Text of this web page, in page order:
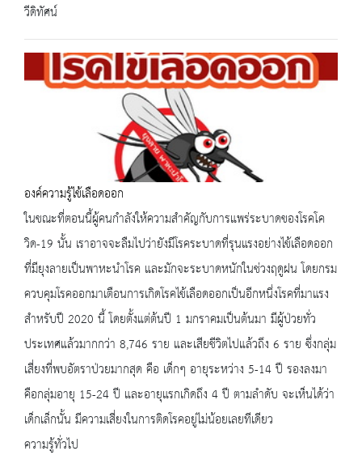
วีดิทัศน์
องค์ความรู้ไข้เลือดออก
ในขณะที่ตอนนี้ผู้คนกำลังให้ความสำคัญกับการแพร่ระบาดของโรคโค
วิด-19 นั้น เราอาจจะลืมไปว่ายังมีโรคระบาดที่รุนแรงอย่างไข้เลือดออก
ที่มียุงลายเป็นพาหะนำโรค และมักจะระบาดหนักในช่วงฤดูฝน โดยกรม
ควบคุมโรคออกมาเตือนการเกิดโรคไข้เลือดออกเป็นอีกหนึ่งโรคที่มาแรง
สำหรับปี 2020 นี้ โดยตั้งแต่ต้นปี 1 มกราคมเป็นต้นมา มีผู้ป่วยทั่ว
ประเทศแล้วมากกว่า 8,746 ราย และเสียชีวิตไปแล้วถึง 6 ราย ซึ่งกลุ่ม
เสี่ยงที่พบอัตราป่วยมากสุด คือ เด็กๆ อายุระหว่าง 5-14 ปี รองลงมา
คือกลุ่มอายุ 15-24 ปี และอายุแรกเกิดถึง 4 ปี ตามลำดับ จะเห็นได้ว่า
เด็กเล็กนั้น มีความเสี่ยงในการติดโรคอยู่ไม่น้อยเลยทีเดียว
ความรู้ทั่วไป